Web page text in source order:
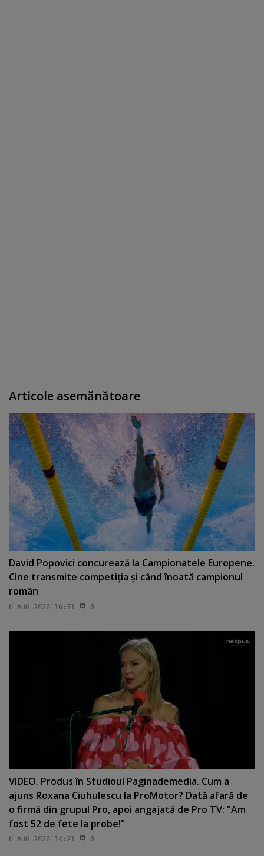
Articole asemănătoare
David Popovici concurează la Campionatele Europene.
Cine transmite competiţia şi când înoată campionul
român
6 AUG 2026 16:31 0
VIDEO. Produs în Studioul Paginademedia. Cum a
ajuns Roxana Ciuhulescu la ProMotor? Dată afară de
o firmă din grupul Pro, apoi angajată de Pro TV: "Am
fost 52 de fete la probe!"
6 AUG 2026 14:21 0